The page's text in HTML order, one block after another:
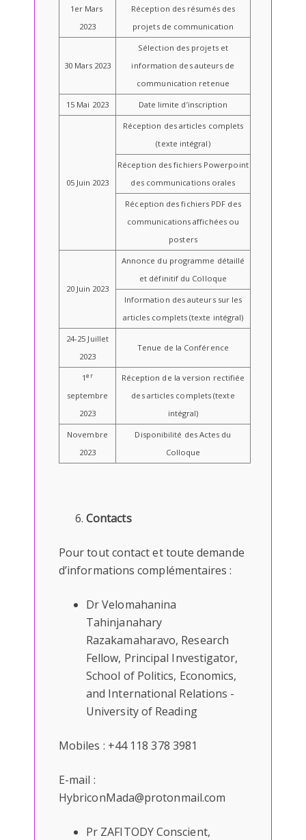
1er Mars
2023
Réception des résumés des
projets de communication
30 Mars 2023
Sélection des projets et
information des auteurs de
communication retenue
15 Mai 2023 Date limite d’inscription
05 Juin 2023
Réception des articles complets
(texte intégral)
Réception des fichiers Powerpoint
des communications orales
Réception des fichiers PDF des
communications affichées ou
posters
20 Juin 2023
Annonce du programme détaillé
et définitif du Colloque
Information des auteurs sur les
articles complets (texte intégral)
24-25 Juillet
2023
Tenue de la Conférence
1er
septembre
2023
Réception de la version rectifiée
des articles complets (texte
intégral)
Novembre
2023
Disponibilité des Actes du
Colloque
Contacts
Pour tout contact et toute demande
d’informations complémentaires :
Dr Velomahanina
Tahinjanahary
Razakamaharavo, Research
Fellow, Principal Investigator,
School of Politics, Economics,
and International Relations -
University of Reading
Mobiles : +44 118 378 3981
E-mail :
HybriconMada@protonmail.com
Pr ZAFITODY Conscient,